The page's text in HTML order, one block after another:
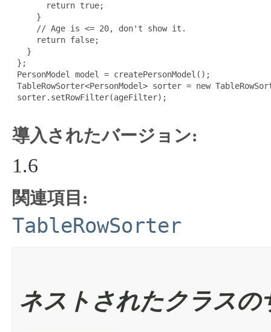
       return true;
     }
     // Age is <= 20, don't show it.
     return false;
   }
};
PersonModel model = createPersonModel();
TableRowSorter<PersonModel> sorter = new
sorter.setRowFilter(ageFilter);
導入されたバージョン:
1.6
関連項目:
TableRowSorter
ネストされたクラスの